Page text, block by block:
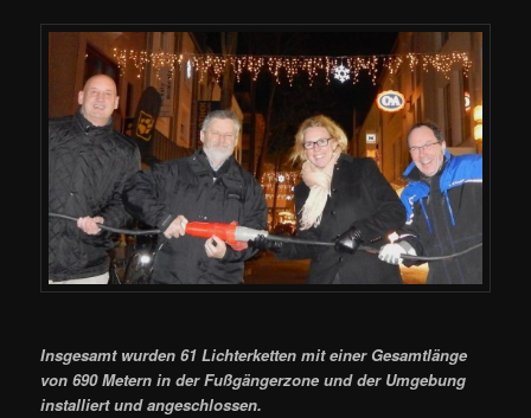
Insgesamt wurden 61 Lichterketten mit einer Gesamtlänge
von 690 Metern in der Fußgängerzone und der Umgebung
installiert und angeschlossen.